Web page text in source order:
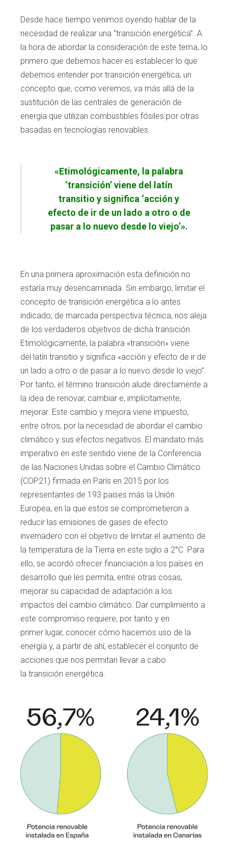
Desde hace tiempo venimos oyendo hablar de la
necesidad de realizar una “transición energética”. A
la hora de abordar la consideración de este tema, lo
primero que debemos hacer es establecer lo que
debemos entender por transición energética, un
concepto que, como veremos, va más allá de la
sustitución de las centrales de generación de
energía que utilizan combustibles fósiles por otras
basadas en tecnologías renovables.
«Etimológicamente, la palabra
‘transición’ viene del latín
transitio y significa ‘acción y
efecto de ir de un lado a otro o de
pasar a lo nuevo desde lo viejo’».
En una primera aproximación esta definición no
estaría muy desencaminada. Sin embargo, limitar el
concepto de transición energética a lo antes
indicado, de marcada perspectiva técnica, nos aleja
de los verdaderos objetivos de dicha transición.
Etimológicamente, la palabra «transición» viene
del
latín transitio y significa «acción y efecto de ir de
un lado a otro o de pasar a lo nuevo desde lo viejo”.
Por tanto, el término transición alude directamente a
la idea de renovar, cambiar e, implícitamente,
mejorar. Este cambio y mejora viene impuesto,
entre otros, por la necesidad de abordar el cambio
climático y sus efectos negativos. El mandato más
imperativo en este sentido viene de la Conferencia
de las Naciones Unidas sobre el Cambio Climático
(COP21) firmada en París en 2015 por los
representantes de 193 países más la Unión
Europea, en la que estos se comprometieron a
reducir las emisiones de gases de efecto
invernadero con el objetivo de limitar el aumento de
la temperatura de la Tierra en este siglo a 2°C. Para
ello, se acordó ofrecer financiación a los países en
desarrollo que les permita, entre otras cosas,
mejorar su capacidad de adaptación a los
impactos del cambio climático. Dar cumplimiento a
este compromiso requiere, por tanto y en
primer lugar, conocer cómo hacemos uso de la
energía y, a partir de ahí, establecer el conjunto de
acciones que nos permitan llevar a cabo
la transición energética.